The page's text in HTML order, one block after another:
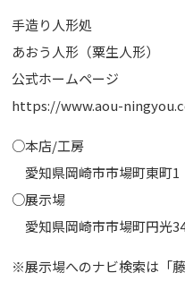
手造り人形処
あおう人形（粟生人形）
公式ホームページ
https://www.aou-
○本店/工房
愛知県岡崎市市場町東町1
○展示場
愛知県岡崎市市場町円光
※展示場へのナビ検索は「